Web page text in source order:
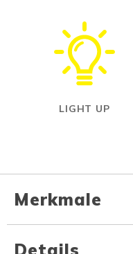
LIGHT UP
Merkmale